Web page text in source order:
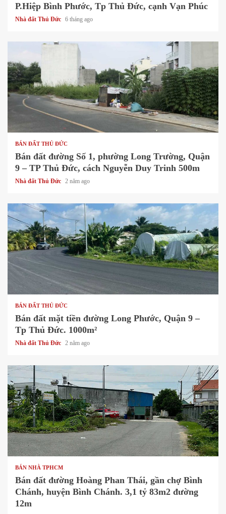
P.Hiệp Bình Phước, Tp Thủ Đức, cạnh Vạn Phúc
Nhà đất Thủ Đức 6 tháng ago
1 min read
BÁN ĐẤT THỦ ĐỨC
Bán đất đường Số 1, phường Long Trường, Quận
9 – TP Thủ Đức, cách Nguyễn Duy Trinh 500m
Nhà đất Thủ Đức 2 năm ago
1 min read
BÁN ĐẤT THỦ ĐỨC
Bán đất mặt tiền đường Long Phước, Quận 9 –
Tp Thủ Đức. 1000m²
Nhà đất Thủ Đức 2 năm ago
1 min read
BÁN NHÀ TPHCM
Bán đất đường Hoàng Phan Thái, gần chợ Bình
Chánh, huyện Bình Chánh. 3,1 tỷ 83m2 đường
12m